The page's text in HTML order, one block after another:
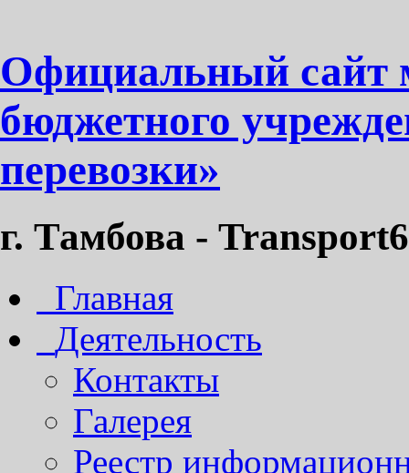
Официальный сайт
бюджетного
перевозки»
г. Тамбова -
Главная
Деятельность
Контакты
Галерея
Реестр